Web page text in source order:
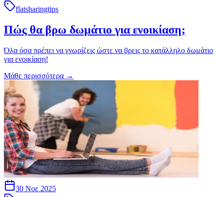
flatsharingtips
Πώς θα βρω δωμάτιο για ενοικίαση;
Όλα όσα πρέπει να γνωρίζεις ώστε να βρεις το κατάλληλο δωμάτιο
για ενοικίαση!
Μάθε περισσότερα →
30 Νοε 2025